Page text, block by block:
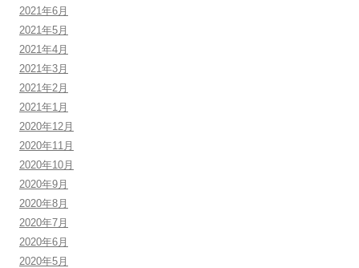
2021年6月
2021年5月
2021年4月
2021年3月
2021年2月
2021年1月
2020年12月
2020年11月
2020年10月
2020年9月
2020年8月
2020年7月
2020年6月
2020年5月